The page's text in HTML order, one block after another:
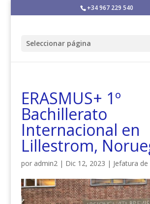
+34 967 229 540
Seleccionar página
ERASMUS+ 1º
Bachillerato
Internacional en
Lillestrom,
por admin2| Dic 12, 2023 | Jefatura